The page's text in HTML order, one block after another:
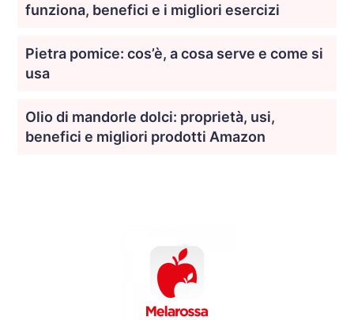
funziona, benefici e i migliori esercizi
Pietra pomice: cos’è, a cosa serve e come si
usa
Olio di mandorle dolci: proprietà, usi,
benefici e migliori prodotti Amazon